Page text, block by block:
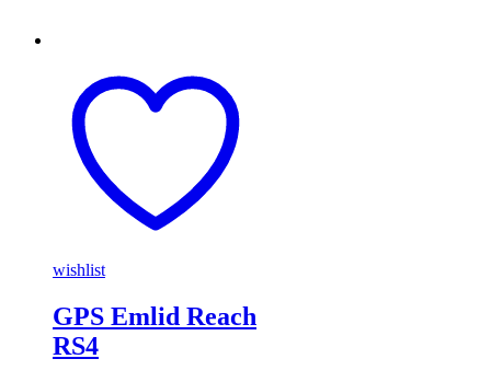
wishlist
GPS Emlid Reach
RS4